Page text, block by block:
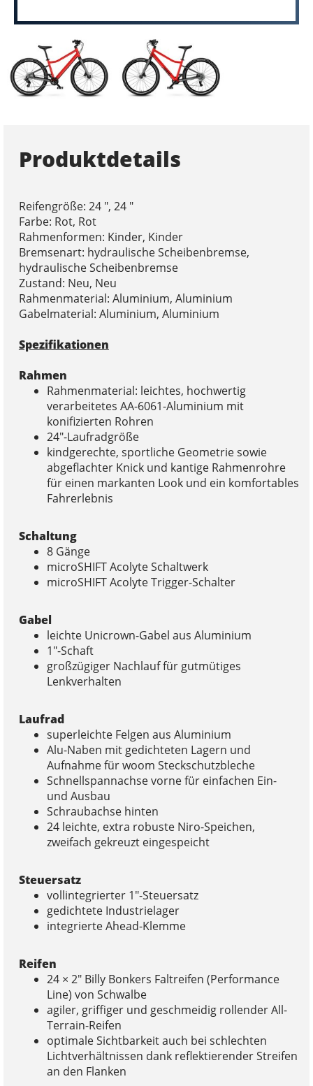
Produktdetails
Reifengröße: 24 ", 24 "
Farbe: Rot, Rot
Rahmenformen: Kinder, Kinder
Bremsenart: hydraulische Scheibenbremse,
hydraulische Scheibenbremse
Zustand: Neu, Neu
Rahmenmaterial: Aluminium, Aluminium
Gabelmaterial: Aluminium, Aluminium
Spezifikationen
Rahmen
Rahmenmaterial: leichtes, hochwertig
verarbeitetes AA-6061-Aluminium mit
konifizierten Rohren
24″-Laufradgröße
kindgerechte, sportliche Geometrie sowie
abgeflachter Knick und kantige Rahmenrohre
für einen markanten Look und ein komfortables
Fahrerlebnis
Schaltung
8 Gänge
microSHIFT Acolyte Schaltwerk
microSHIFT Acolyte Trigger-Schalter
Gabel
leichte Unicrown-Gabel aus Aluminium
1″-Schaft
großzügiger Nachlauf für gutmütiges
Lenkverhalten
Laufrad
superleichte Felgen aus Aluminium
Alu-Naben mit gedichteten Lagern und
Aufnahme für woom Steckschutzbleche
Schnellspannachse vorne für einfachen Ein-
und Ausbau
Schraubachse hinten
24 leichte, extra robuste Niro-Speichen,
zweifach gekreuzt eingespeicht
Steuersatz
vollintegrierter 1″-Steuersatz
gedichtete Industrielager
integrierte Ahead-Klemme
Reifen
24 × 2″ Billy Bonkers Faltreifen (Performance
Line) von Schwalbe
agiler, griffiger und geschmeidig rollender All-
Terrain-Reifen
optimale Sichtbarkeit auch bei schlechten
Lichtverhältnissen dank reflektierender Streifen
an den Flanken